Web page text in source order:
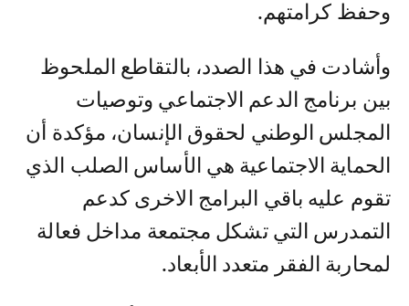
وحفظ كرامتهم.
وأشادت في هذا الصدد، بالتقاطع الملحوظ
بين برنامج الدعم الاجتماعي وتوصيات
المجلس الوطني لحقوق الإنسان، مؤكدة أن
الحماية الاجتماعية هي الأساس الصلب الذي
تقوم عليه باقي البرامج الاخرى كدعم
التمدرس التي تشكل مجتمعة مداخل فعالة
لمحاربة الفقر متعدد الأبعاد.